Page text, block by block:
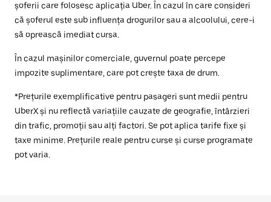
șoferii care folosesc aplicația Uber. În cazul în care consideri
că șoferul este sub influența drogurilor sau a alcoolului, cere-i
să oprească imediat cursa.
În cazul mașinilor comerciale, guvernul poate percepe
impozite suplimentare, care pot crește taxa de drum.
*Prețurile exemplificative pentru pasageri sunt medii pentru
UberX și nu reflectă variațiile cauzate de geografie, întârzieri
din trafic, promoții sau alți factori. Se pot aplica tarife fixe și
taxe minime. Prețurile reale pentru curse și curse programate
pot varia.